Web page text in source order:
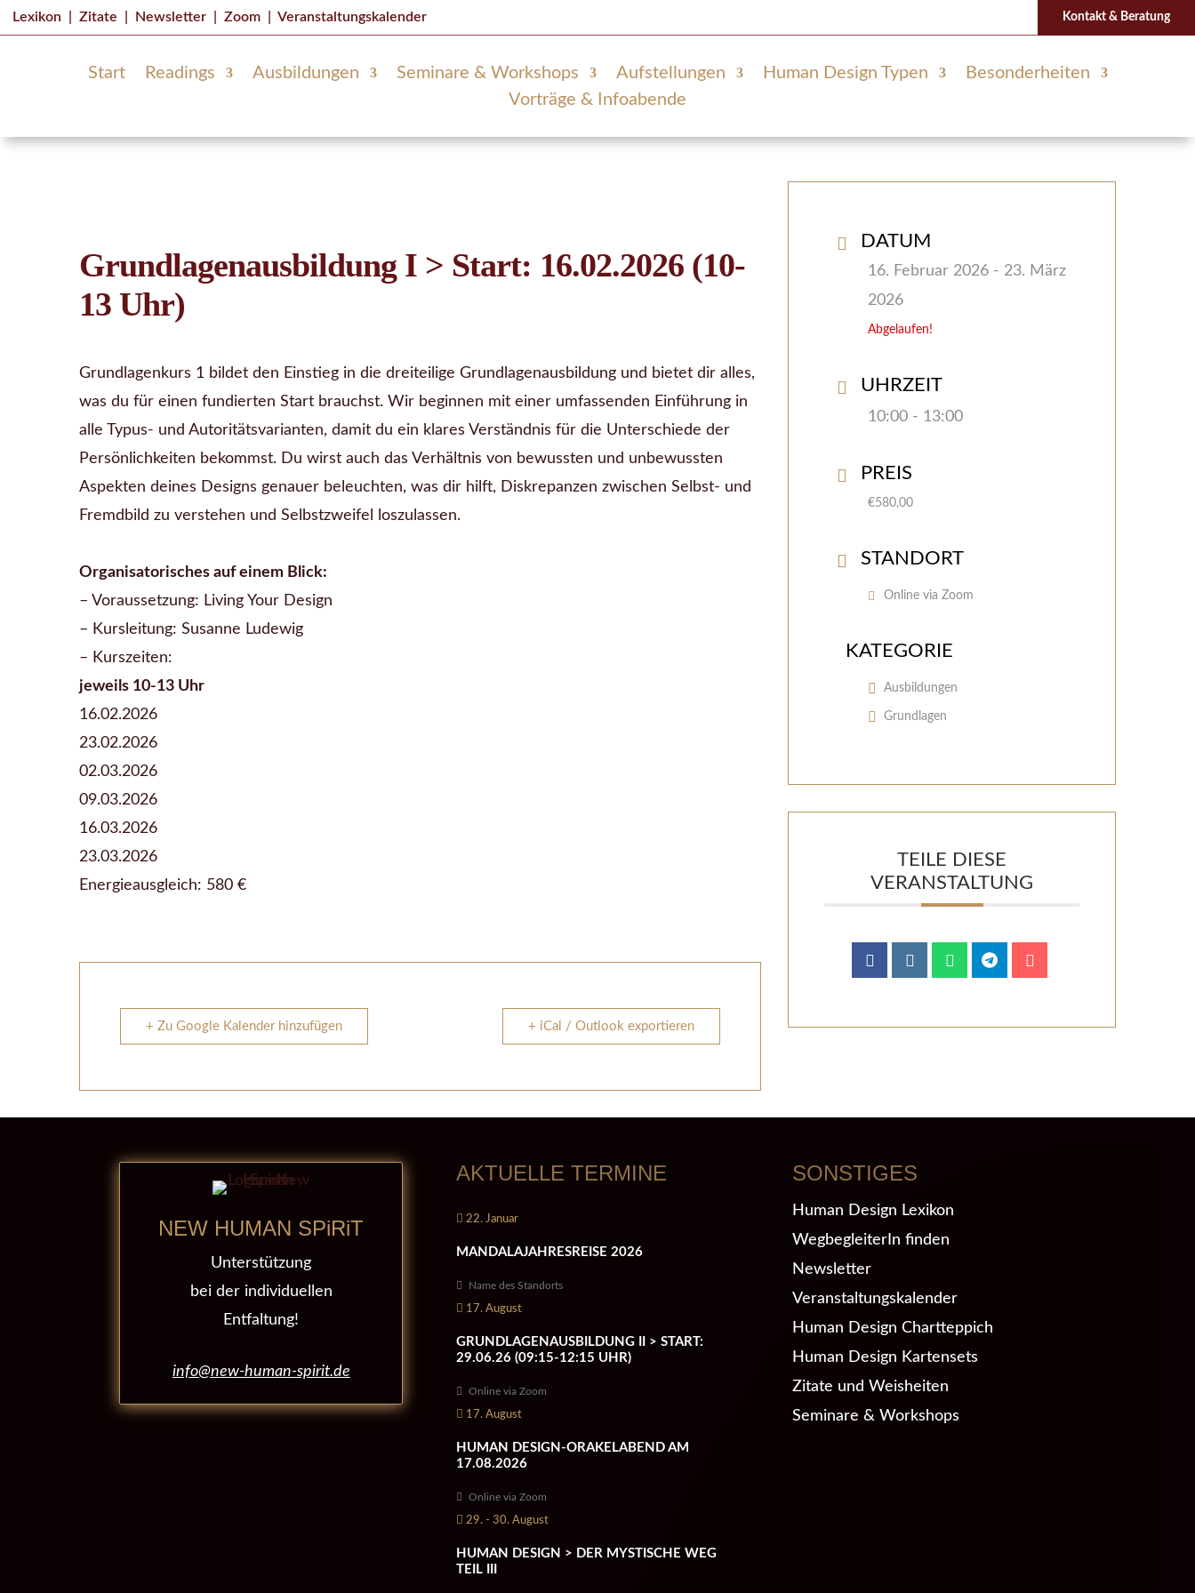
Lexikon Zitate Newsletter Zoom Veranstaltungskalender Kontakt & Beratung
Start Readings Ausbildungen Seminare & Workshops Aufstellungen Human Design Typen
Besonderheiten
Vorträge & Infoabende
Grundlagenausbildung I > Start: 16.02.2026 (10-
13 Uhr)
Grundlagenkurs 1 bildet den Einstieg in die dreiteilige Grundlagenausbildung und bietet dir alles,
was du für einen fundierten Start brauchst. Wir beginnen mit einer umfassenden Einführung in
alle Typus- und Autoritätsvarianten, damit du ein klares Verständnis für die Unterschiede der
Persönlichkeiten bekommst. Du wirst auch das Verhältnis von bewussten und unbewussten
Aspekten deines Designs genauer beleuchten, was dir hilft, Diskrepanzen zwischen Selbst- und
Fremdbild zu verstehen und Selbstzweifel loszulassen.
Organisatorisches auf einem Blick:
– Voraussetzung: Living Your Design
– Kursleitung: Susanne Ludewig
– Kurszeiten:
jeweils 10-13 Uhr
16.02.2026
23.02.2026
02.03.2026
09.03.2026
16.03.2026
23.03.2026
Energieausgleich: 580 €
+ Zu Google Kalender hinzufügen + iCal / Outlook exportieren
DATUM
16. Februar 2026 - 23. März
2026
Abgelaufen!
UHRZEIT
10:00 - 13:00
PREIS
€580,00
STANDORT
Online via Zoom
KATEGORIE
Ausbildungen
Grundlagen
TEILE DIESE
VERANSTALTUNG
NEW HUMAN SPiRiT
Unterstützung
bei der individuellen
Entfaltung!
info@new-human-spirit.de
AKTUELLE TERMINE
22. Januar
MANDALAJAHRESREISE 2026
Name des Standorts
17. August
GRUNDLAGENAUSBILDUNG II > START:
29.06.26 (09:15-12:15 UHR)
Online via Zoom
17. August
HUMAN DESIGN-ORAKELABEND AM
17.08.2026
Online via Zoom
29. - 30. August
HUMAN DESIGN > DER MYSTISCHE WEG
TEIL III
SONSTIGES
Human Design Lexikon
WegbegleiterIn finden
Newsletter
Veranstaltungskalender
Human Design Chartteppich
Human Design Kartensets
Zitate und Weisheiten
Seminare & Workshops